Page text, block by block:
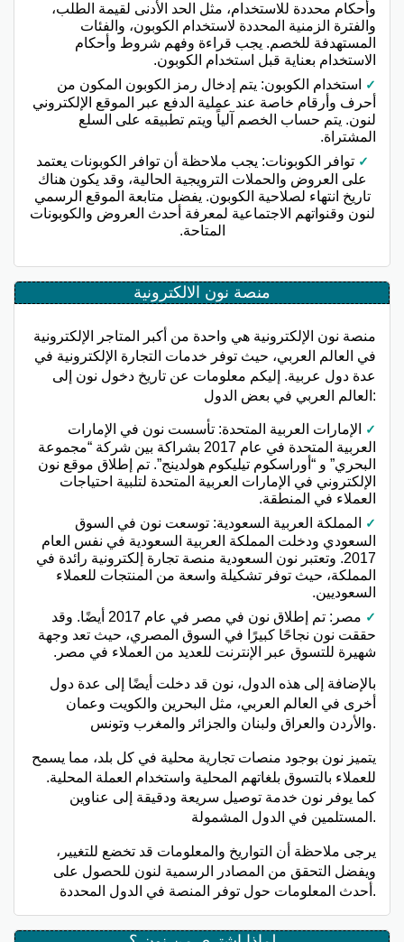
وأحكام محددة للاستخدام، مثل الحد الأدنى لقيمة الطلب،
والفترة الزمنية المحددة لاستخدام الكوبون، والفئات
المستهدفة للخصم. يجب قراءة وفهم شروط وأحكام
الاستخدام بعناية قبل استخدام الكوبون.
استخدام الكوبون: يتم إدخال رمز الكوبون المكون من
أحرف وأرقام خاصة عند عملية الدفع عبر الموقع الإلكتروني
لنون. يتم حساب الخصم آلياً ويتم تطبيقه على السلع
المشتراة.
توافر الكوبونات: يجب ملاحظة أن توافر الكوبونات يعتمد
على العروض والحملات الترويجية الحالية، وقد يكون هناك
تاريخ انتهاء لصلاحية الكوبون. يفضل متابعة الموقع الرسمي
لنون وقنواتهم الاجتماعية لمعرفة أحدث العروض والكوبونات
المتاحة.
منصة نون الالكترونية
منصة نون الإلكترونية هي واحدة من أكبر المتاجر الإلكترونية
في العالم العربي، حيث توفر خدمات التجارة الإلكترونية في
عدة دول عربية. إليكم معلومات عن تاريخ دخول نون إلى
العالم العربي في بعض الدول:
الإمارات العربية المتحدة: تأسست نون في الإمارات
العربية المتحدة في عام 2017 بشراكة بين شركة “مجموعة
البحري” و “أوراسكوم تيليكوم هولدينج”. تم إطلاق موقع نون
الإلكتروني في الإمارات العربية المتحدة لتلبية احتياجات
العملاء في المنطقة.
المملكة العربية السعودية: توسعت نون في السوق
السعودي ودخلت المملكة العربية السعودية في نفس العام
2017. وتعتبر نون السعودية منصة تجارة إلكترونية رائدة في
المملكة، حيث توفر تشكيلة واسعة من المنتجات للعملاء
السعوديين.
مصر: تم إطلاق نون في مصر في عام 2017 أيضًا. وقد
حققت نون نجاحًا كبيرًا في السوق المصري، حيث تعد وجهة
شهيرة للتسوق عبر الإنترنت للعديد من العملاء في مصر.
بالإضافة إلى هذه الدول، نون قد دخلت أيضًا إلى عدة دول
أخرى في العالم العربي، مثل البحرين والكويت وعمان
والأردن والعراق ولبنان والجزائر والمغرب وتونس.
يتميز نون بوجود منصات تجارية محلية في كل بلد، مما يسمح
للعملاء بالتسوق بلغاتهم المحلية واستخدام العملة المحلية.
كما يوفر نون خدمة توصيل سريعة ودقيقة إلى عناوين
المستلمين في الدول المشمولة.
يرجى ملاحظة أن التواريخ والمعلومات قد تخضع للتغيير،
ويفضل التحقق من المصادر الرسمية لنون للحصول على
أحدث المعلومات حول توفر المنصة في الدول المحددة.